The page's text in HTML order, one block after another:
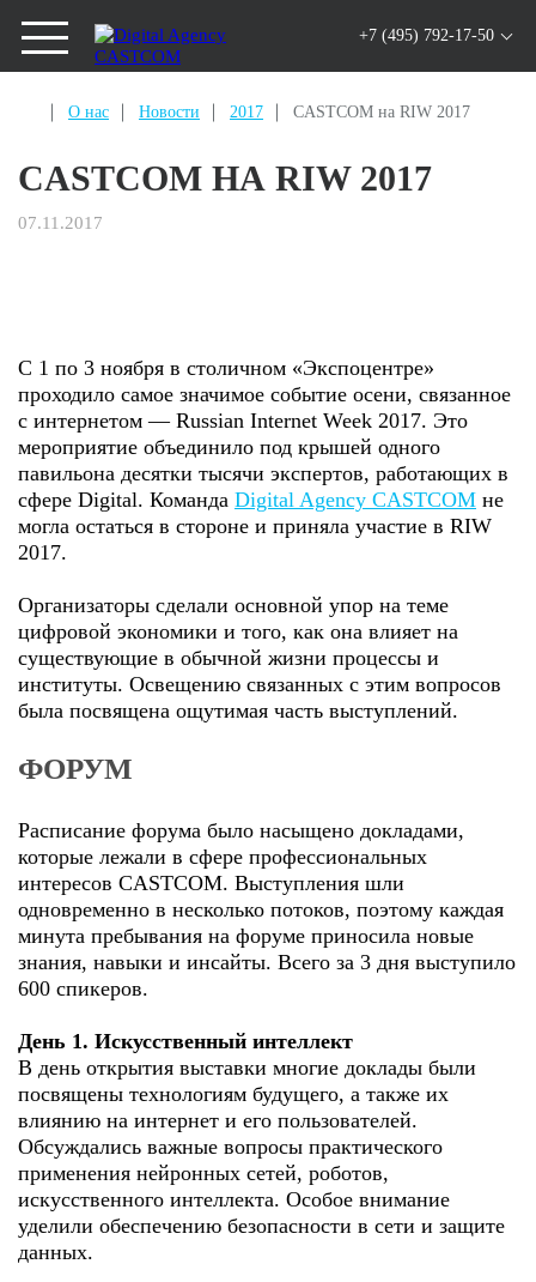
+7 (495) 792-17-50
О нас Новости 2017 CASTCOM на RIW 2017
CASTCOM НА RIW 2017
07.11.2017
С 1 по 3 ноября в столичном «Экспоцентре»
проходило самое значимое событие осени, связанное
с интернетом — Russian Internet Week 2017. Это
мероприятие объединило под крышей одного
павильона десятки тысячи экспертов, работающих в
сфере Digital. Команда Digital Agency CASTCOM не
могла остаться в стороне и приняла участие в RIW
2017.
Организаторы сделали основной упор на теме
цифровой экономики и того, как она влияет на
существующие в обычной жизни процессы и
институты. Освещению связанных с этим вопросов
была посвящена ощутимая часть выступлений.
ФОРУМ
Расписание форума было насыщено докладами,
которые лежали в сфере профессиональных
интересов CASTCOM. Выступления шли
одновременно в несколько потоков, поэтому каждая
минута пребывания на форуме приносила новые
знания, навыки и инсайты. Всего за 3 дня выступило
600 спикеров.
День 1. Искусственный интеллект
В день открытия выставки многие доклады были
посвящены технологиям будущего, а также их
влиянию на интернет и его пользователей.
Обсуждались важные вопросы практического
применения нейронных сетей, роботов,
искусственного интеллекта. Особое внимание
уделили обеспечению безопасности в сети и защите
данных.